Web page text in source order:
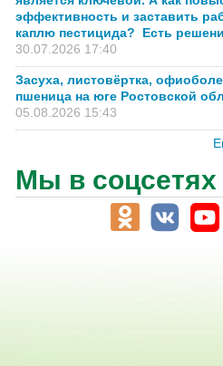
эффективность и заставить
каплю пестицида? Есть
30.07.2026 17:40
Засуха, листовёртка,
пшеница на юге Ростовской
05.08.2026 15:43
Мы в соцсетях